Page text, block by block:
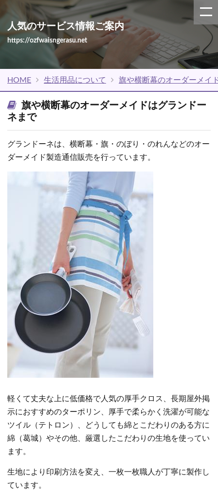
人気のサービス情報ご案内
https://ozfwaisngerasu.net
HOME 生活用品について 旗や横断幕のオーダーメイ
旗や横断幕のオーダーメイドはグランドー
ネまで
グランドーネは、横断幕・旗・のぼり・のれんなどのオー
ダーメイド製造通信販売を行っています。
軽くて丈夫な上に低価格で人気の厚手クロス、長期屋外掲
示におすすめのターポリン、厚手で柔らかく洗濯が可能な
ツイル（テトロン）、どうしても綿とこだわりのある方に
綿（葛城）やその他、厳選したこだわりの生地を使ってい
ます。
生地により印刷方法を変え、一枚一枚職人が丁寧に製作し
ています。